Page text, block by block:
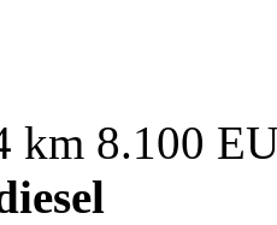
km 8.100